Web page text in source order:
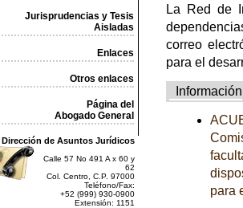
Jurisprudencias y Tesis
Aisladas
Enlaces
Otros enlaces
Página del
Abogado General
Dirección de Asuntos Jurídicos
Calle 57 No 491 A x 60 y
62
Col. Centro, C.P. 97000
Teléfono/Fax:
+52 (999) 930-0900
Extensión: 1151
La Red de
correo
para el
Información
para